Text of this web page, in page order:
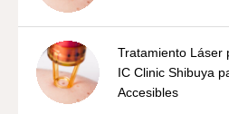
Tratamiento Láser
IC Clinic Shibuya
Accesibles